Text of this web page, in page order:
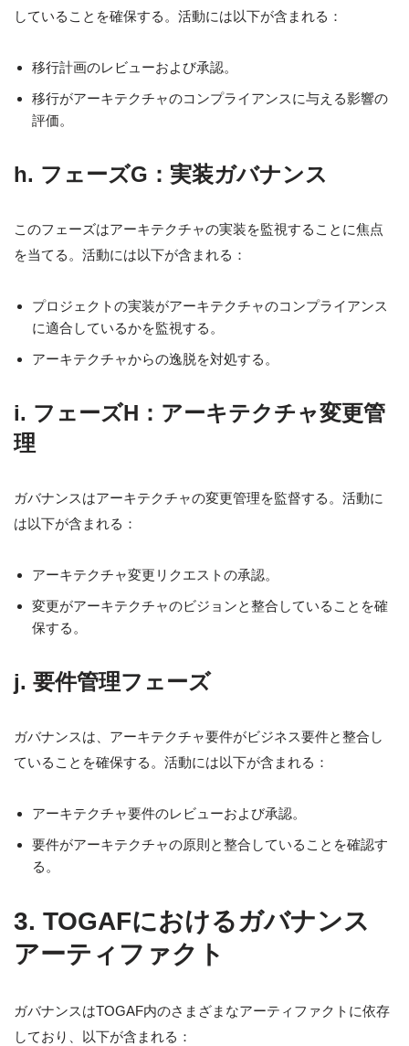
していることを確保する。活動には以下が含まれる：
移行計画のレビューおよび承認。
移行がアーキテクチャのコンプライアンスに与える影響の
評価。
h. フェーズG：実装ガバナンス
このフェーズはアーキテクチャの実装を監視することに焦点
を当てる。活動には以下が含まれる：
プロジェクトの実装がアーキテクチャのコンプライアンス
に適合しているかを監視する。
アーキテクチャからの逸脱を対処する。
i. フェーズH：アーキテクチャ変更管
理
ガバナンスはアーキテクチャの変更管理を監督する。活動に
は以下が含まれる：
アーキテクチャ変更リクエストの承認。
変更がアーキテクチャのビジョンと整合していることを確
保する。
j. 要件管理フェーズ
ガバナンスは、アーキテクチャ要件がビジネス要件と整合し
ていることを確保する。活動には以下が含まれる：
アーキテクチャ要件のレビューおよび承認。
要件がアーキテクチャの原則と整合していることを確認す
る。
3. TOGAFにおけるガバナンス
アーティファクト
ガバナンスはTOGAF内のさまざまなアーティファクトに依存
しており、以下が含まれる：